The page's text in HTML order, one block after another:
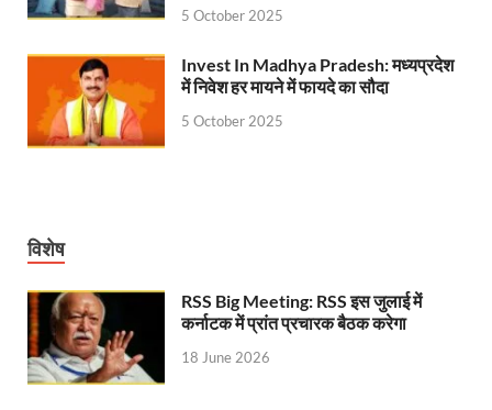
PM Modi Lucknow Visit… जब मंच से पीएम मोदी ने की
Nitin Nabin News: चुनाव में प्रचंड बहुमत में बीएलए 2 ने
Indramani Badoni Jayanti: उत्तराखंड के गांधी को
5 October 2025
Invest In Madhya Pradesh: मध्यप्रदेश
में निवेश हर मायने में फायदे का सौदा
5 October 2025
विशेष
RSS Big Meeting: RSS इस जुलाई में
कर्नाटक में प्रांत प्रचारक बैठक करेगा
18 June 2026